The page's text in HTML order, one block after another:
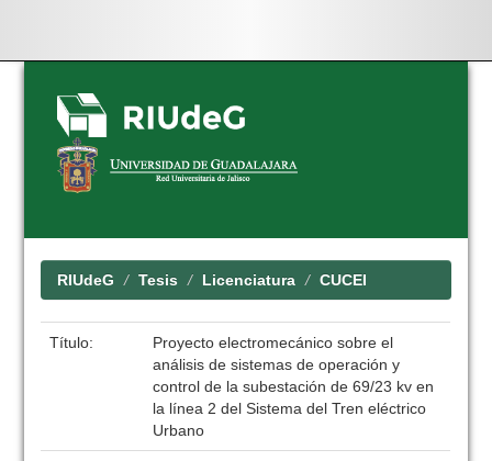
Skip
navigation
RIUdeG Tesis Licenciatura CUCEI
Título:
Proyecto electromecánico sobre el
análisis de sistemas de operación y
control de la subestación de 69/23 kv en
la línea 2 del Sistema del Tren eléctrico
Urbano